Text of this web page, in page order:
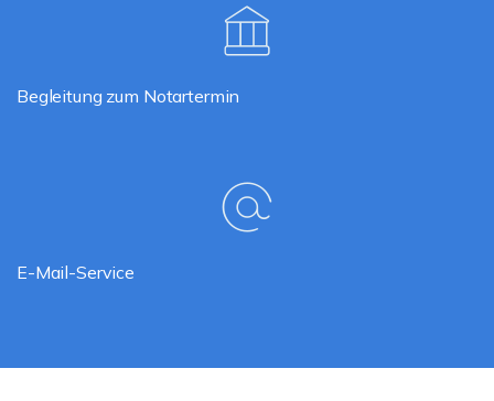
Begleitung zum Notartermin
E-Mail-Service